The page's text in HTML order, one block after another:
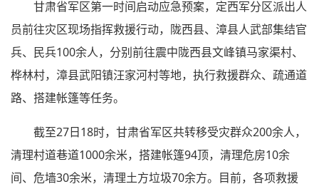
甘肃省军区第一时间启动应急预案，定西军分区派出人
员前往灾区现场指挥救援行动，陇西县、漳县人武部集结官
兵、民兵100余人，分别前往震中陇西县文峰镇马家渠村、
桦林村，漳县武阳镇汪家河村等地，执行救援群众、疏通道
路、搭建帐篷等任务。
截至27日18时，甘肃省军区共转移受灾群众200余人，
清理村道巷道1000余米，搭建帐篷94顶，清理危房10余
间、危墙30余米，清理土方垃圾70余方。目前，各项救援